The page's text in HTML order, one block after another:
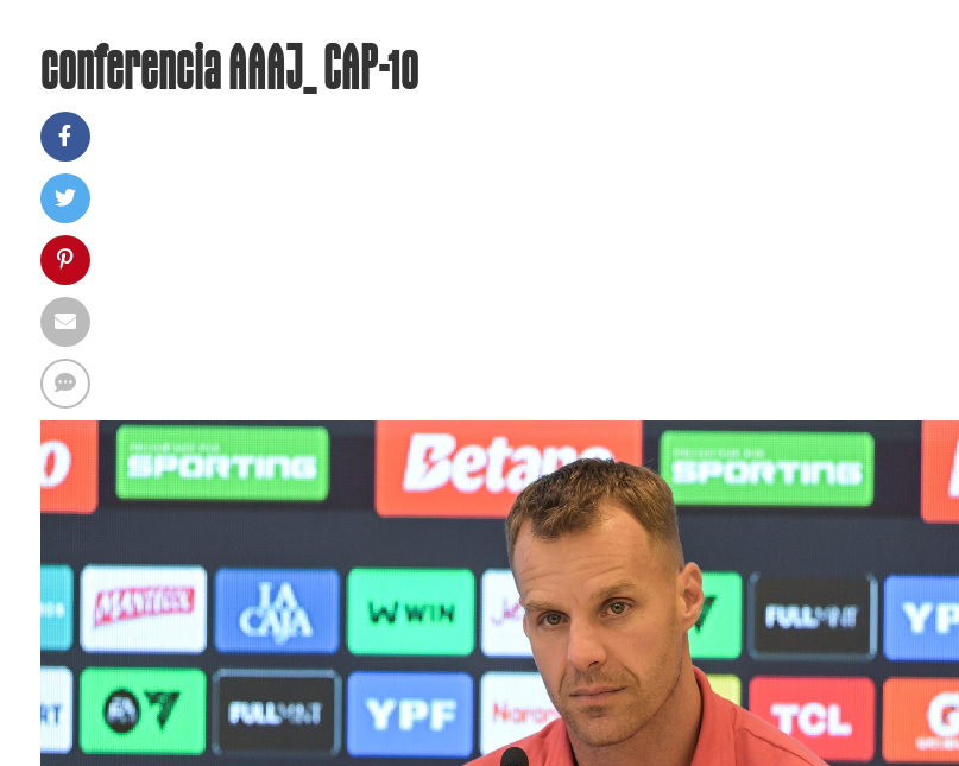
conferencia AAAJ_ CAP-10